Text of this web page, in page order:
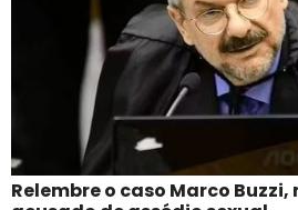
Relembre o caso Marco